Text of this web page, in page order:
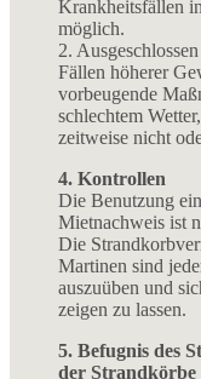
Krankheitsfällen
möglich.
2.
Fällen höherer
vorbeugende
schlechtem
zeitweise nicht
4. Kontrollen
Die Benutzung
Mietnachweis ist
Die
Martinen sind
auszuüben und
zeigen zu lassen.
5. Befugnis des
der Strandkörbe